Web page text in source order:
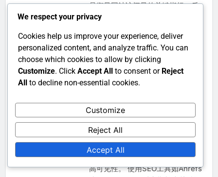
是衡量网站访问量的关键指标，反
映了用户对网站内容的兴趣。定期
容吸引了更多访问者，以及哪些页
面需要改进。 建议使用工具如
Google Analytics来跟踪流量变
化，关注日常、每周或每月的访问
量波动。一般来说，稳定的流量增
可能表明存在问题。 关键词排名 关
键词排名指的是特定关键词在搜索
引擎结果中的位置。监测关键词排
名可以帮助了解哪些关键词带来了
流量，以及优化哪些关键词可以提
高可见性。 使用SEO工具如Ahrefs
We respect your privacy
Cookies help us improve your experience, deliver
personalized content, and analyze traffic. You can
choose which cookies to allow by clicking
Customize. Click Accept All to consent or Reject
All to decline non-essential cookies.
Customize
Reject All
Accept All